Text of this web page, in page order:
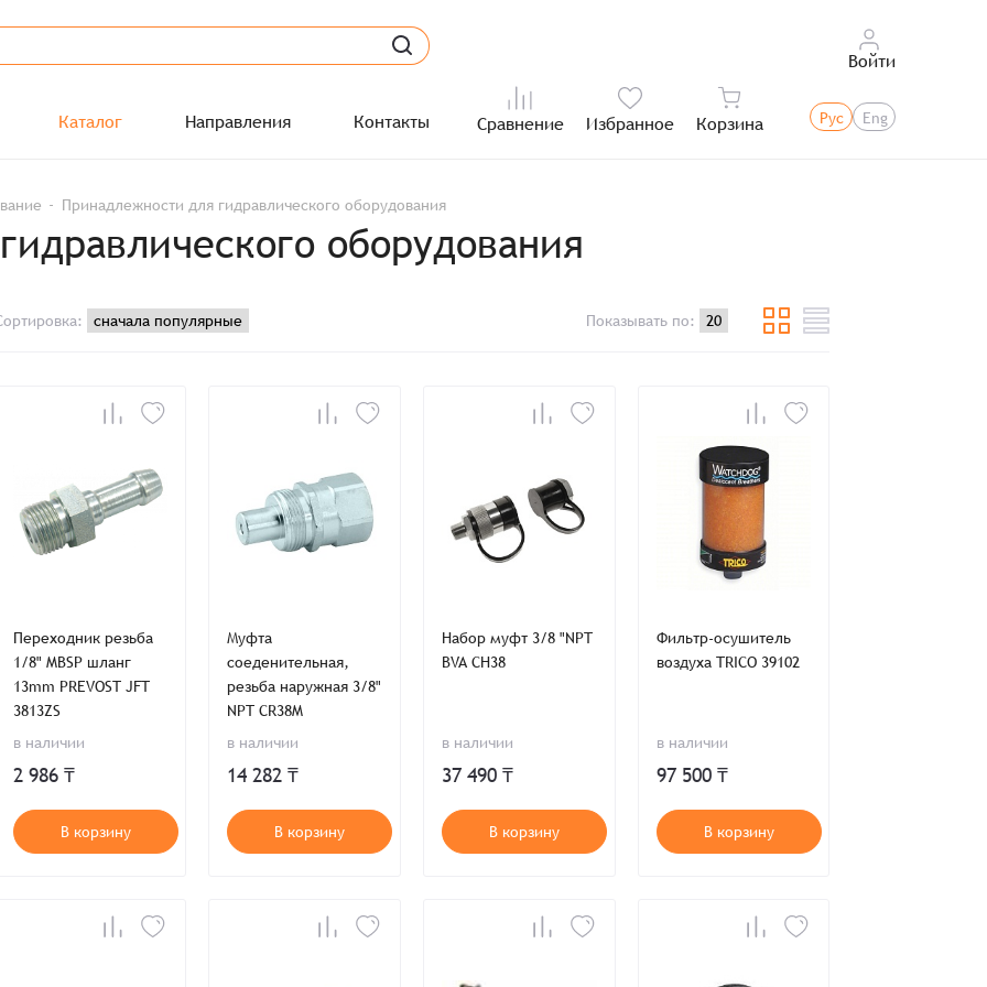
Войти
Каталог Направления Контакты Сравнение Избранное Корзина Рус Eng
Заказать презентацию
Принадлежности для гидравлического оборудования
оборудования
Показывать по:
Переходник резьба
1/8" MBSP шланг
13mm PREVOST JFT
3813ZS
в наличии
2 986 ₸
В корзину
Муфта
соеденительная,
резьба наружная 3/8"
NPT CR38M
в наличии
14 282 ₸
В корзину
Набор муфт 3/8 "NPT
BVA CH38
в наличии
37 490 ₸
В корзину
Фильтр-осушитель
воздуха TRICO 39102
в наличии
97 500 ₸
В корзину